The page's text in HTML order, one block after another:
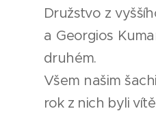
Družstvo z
a Georgios
druhém.
Všem našim
rok z nich byli